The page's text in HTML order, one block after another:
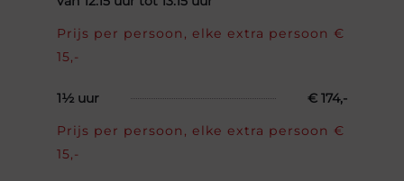
Prijs per persoon, elke extra persoon €
15,-
1½ uur
€ 174,-
Prijs per persoon, elke extra persoon €
15,-